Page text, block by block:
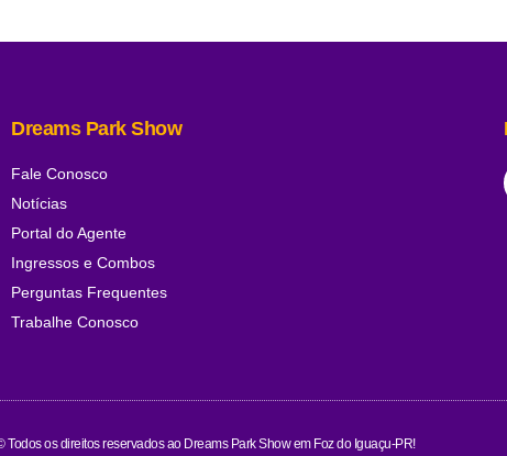
Dreams Park Show
Fale Conosco
Notícias
Portal do Agente
Ingressos e Combos
Perguntas Frequentes
Trabalhe Conosco
Todos os direitos reservados ao Dreams Park Show em Foz do Iguaçu-PR!